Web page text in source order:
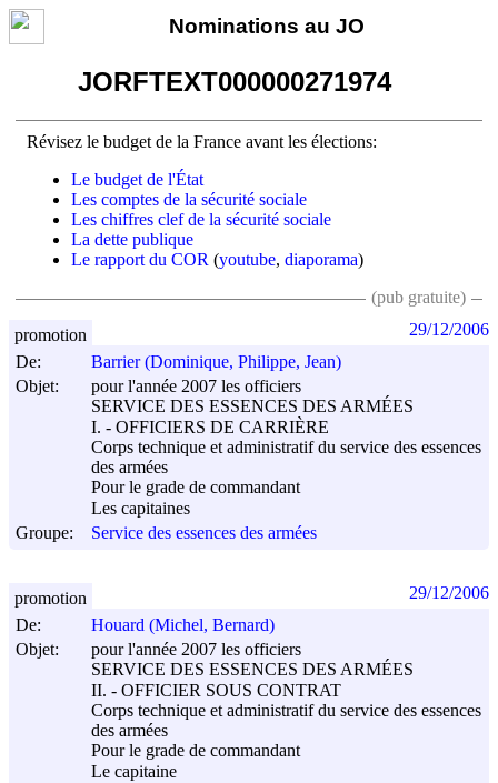
Nominations au JO
JORFTEXT000000271974
Révisez le budget de la France avant les élections:
Le budget de l'État
Les comptes de la sécurité sociale
Les chiffres clef de la sécurité sociale
La dette publique
Le rapport du COR (youtube, diaporama)
(pub gratuite)
De:
Barrier (Dominique, Philippe, Jean)
Objet:
pour l'année 2007 les officiers
SERVICE DES ESSENCES DES ARMÉES
I. - OFFICIERS DE CARRIÈRE
Corps technique et administratif du service des essences
des armées
Pour le grade de commandant
Les capitaines
Groupe:
Service des essences des armées
promotion 29/12/2006
De:
Houard (Michel, Bernard)
Objet:
pour l'année 2007 les officiers
SERVICE DES ESSENCES DES ARMÉES
II. - OFFICIER SOUS CONTRAT
Corps technique et administratif du service des essences
des armées
Pour le grade de commandant
Le capitaine
promotion 29/12/2006